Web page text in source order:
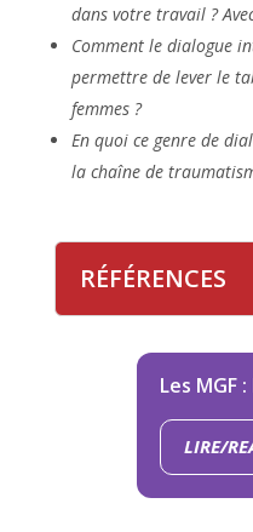
dans votre travail ?
Comment le dialogue
permettre de lever le
femmes ?
En quoi ce genre de
la chaîne de
RÉFÉRENCES
Les MGF
LIRE/